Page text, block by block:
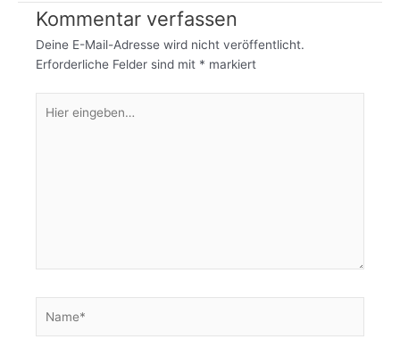
Kommentar verfassen
Deine E-Mail-Adresse wird nicht veröffentlicht.
Erforderliche Felder sind mit * markiert
eingeben…